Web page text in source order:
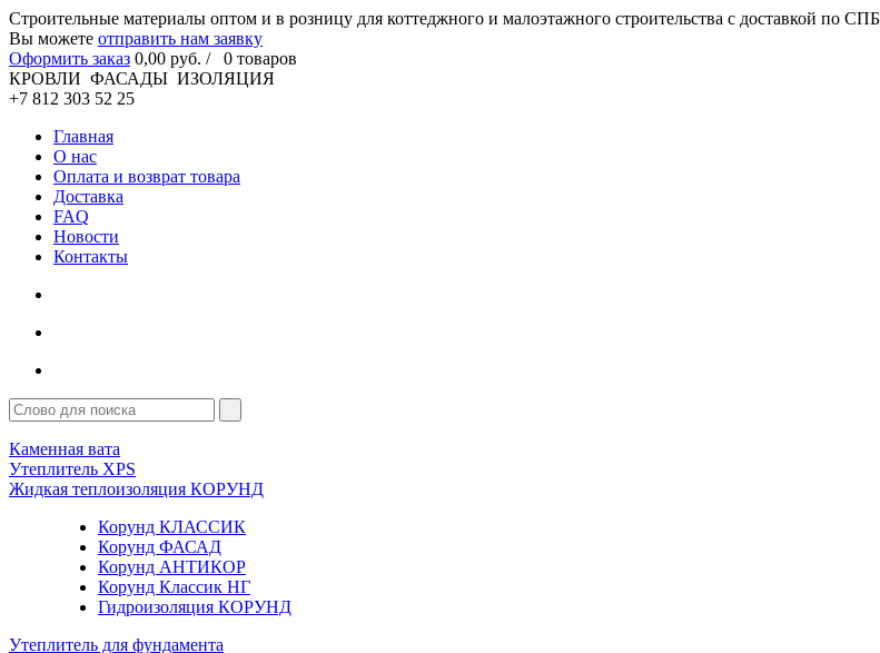
Cтроительные материалы оптом и в розницу для коттеджного и малоэтажного строительства с доставкой по СПБ
Вы можете отправить нам заявку
Оформить заказ 0,00 руб. / 0 товаров
КРОВЛИ ФАСАДЫ ИЗОЛЯЦИЯ
+7 812 303 52 25
Главная
О нас
Оплата и возврат товара
Доставка
FAQ
Новости
Контакты
Каменная вата
Утеплитель XPS
Жидкая теплоизоляция КОРУНД
Корунд КЛАССИК
Корунд ФАСАД
Корунд АНТИКОР
Корунд Классик НГ
Гидроизоляция КОРУНД
Утеплитель для фундамента